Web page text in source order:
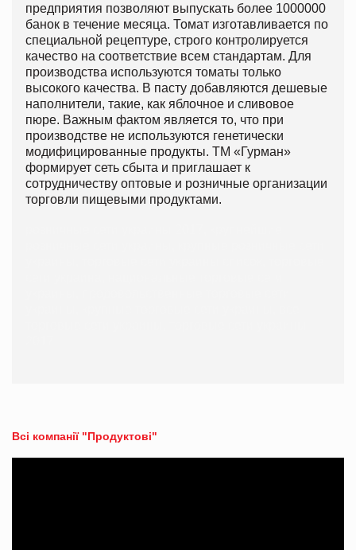
предприятия позволяют выпускать более 1000000
банок в течение месяца. Томат изготавливается по
специальной рецептуре, строго контролируется
качество на соответствие всем стандартам. Для
производства используются томаты только
высокого качества. В пасту добавляются дешевые
наполнители, такие, как яблочное и сливовое
пюре. Важным фактом является то, что при
производстве не используются генетически
модифицированные продукты. ТМ «Гурман»
формирует сеть сбыта и приглашает к
сотрудничеству оптовые и розничные организации
торговли пищевыми продуктами.
Всі компанії "Продуктові"